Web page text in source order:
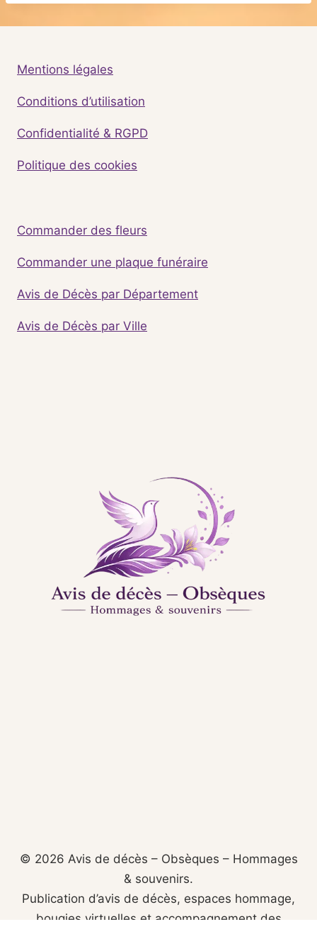
Mentions légales
Conditions d’utilisation
Confidentialité & RGPD
Politique des cookies
Commander des fleurs
Commander une plaque funéraire
Avis de Décès par Département
Avis de Décès par Ville
© 2026 Avis de décès – Obsèques – Hommages
& souvenirs.
Publication d’avis de décès, espaces hommage,
bougies virtuelles et accompagnement des